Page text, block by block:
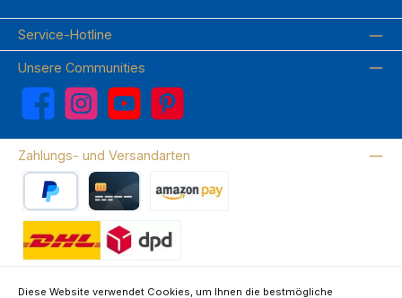
Service-Hotline
Unsere Communities
Facebook Instagram YouTube Pinterest
Zahlungs- und Versandarten
Diese Website verwendet Cookies, um Ihnen die bestmögliche